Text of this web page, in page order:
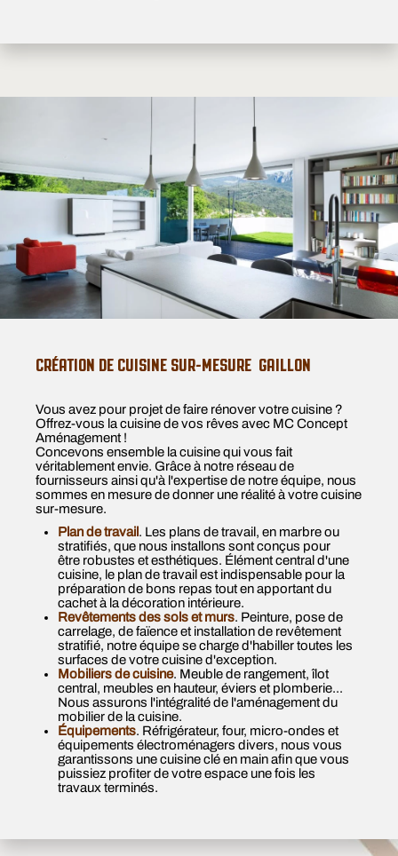
CRÉATION DE CUISINE SUR-MESURE GAILLON
Vous avez pour projet de faire rénover votre cuisine ?
Offrez-vous la cuisine de vos rêves avec MC Concept
Aménagement !
Concevons ensemble la cuisine qui vous fait
véritablement envie. Grâce à notre réseau de
fournisseurs ainsi qu'à l'expertise de notre équipe, nous
sommes en mesure de donner une réalité à votre cuisine
sur-mesure.
Plan de travail . Les plans de travail, en marbre ou
stratifiés, que nous installons sont conçus pour
être robustes et esthétiques. Élément central d'une
cuisine, le plan de travail est indispensable pour la
préparation de bons repas tout en apportant du
cachet à la décoration intérieure.
Revêtements des sols et murs. Peinture, pose de
carrelage, de faïence et installation de revêtement
stratifié, notre équipe se charge d'habiller toutes les
surfaces de votre cuisine d'exception.
Mobiliers de cuisine. Meuble de rangement, îlot
central, meubles en hauteur, éviers et plomberie...
Nous assurons l'intégralité de l'aménagement du
mobilier de la cuisine.
Équipements. Réfrigérateur, four, micro-ondes et
équipements électroménagers divers, nous vous
garantissons une cuisine clé en main afin que vous
puissiez profiter de votre espace une fois les
travaux terminés.